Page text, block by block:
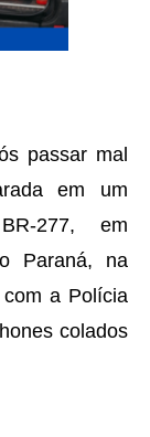
passar mal
em um
277, em
Paraná, na
a Polícia
colados